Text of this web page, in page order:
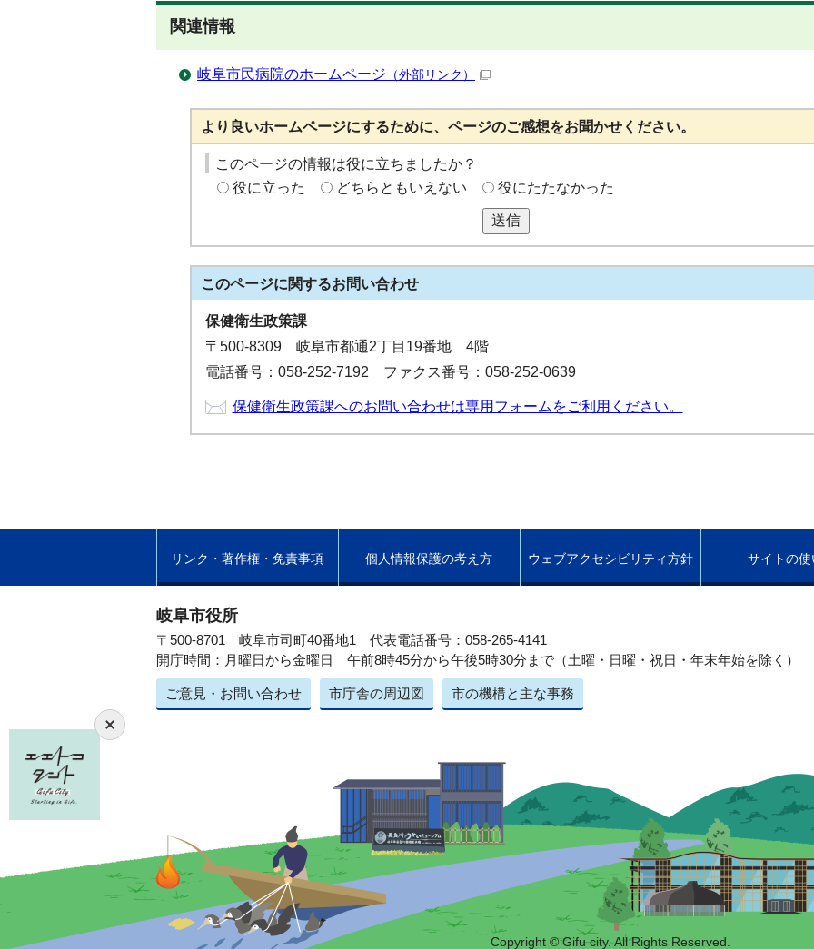
関連情報
岐阜市民病院のホームページ （外部リンク）
より良いホームページにするために、ページのご感想をお聞かせください。
このページの情報は役に立ちましたか？
役に立った
どちらともいえない 役にたたなかった
送信
このページに関するお問い合わせ
保健衛生政策課
〒500-8309 岐阜市都通2丁目19番地 4階
電話番号：058-252-7192 ファクス番号：058-252-0639
保健衛生政策課へのお問い合わせは専用フォームをご利用ください。
リンク・著作権・免責事項 個人情報保護の考え方 ウェブアクセシビリティ方針 サイトの使
岐阜市役所
〒500-8701 岐阜市司町40番地1 代表電話番号：058-265-4141
開庁時間：月曜日から金曜日 午前8時45分から午後5時30分まで（土曜・日曜・祝日・年末年始を除く）
ご意見・お問い合わせ 市庁舎の周辺図 市の機構と主な事務
Copyright © Gifu city. All Rights Reserved.